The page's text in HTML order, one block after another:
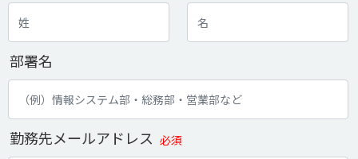
部署名
勤務先メールアドレス 必須